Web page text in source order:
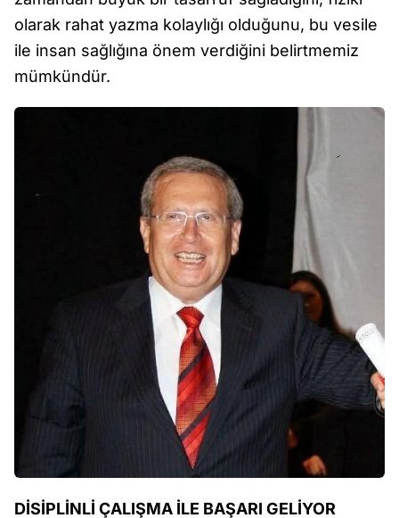
olarak rahat yazma kolaylığı olduğunu, bu vesile
ile insan sağlığına önem verdiğini belirtmemiz
mümkündür.
DİSİPLİNLİ ÇALIŞMA İLE BAŞARI GELİYOR